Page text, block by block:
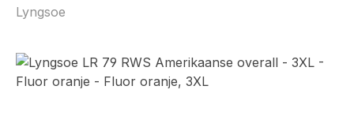
Lyngsoe
Afbeeldingengalerij overslaan